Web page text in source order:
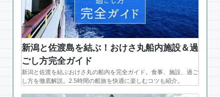
新潟と佐渡島を結ぶ！おけさ丸船内施設＆過
ごし方完全ガイド
新潟と佐渡を結ぶおけさ丸の船内を完全ガイド。食事、施設、過ご
し方を徹底解説。2.5時間の船旅を快適に楽しむコツも紹介。